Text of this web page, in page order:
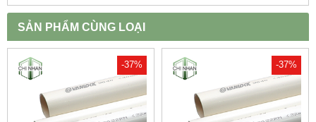
SẢN PHẨM CÙNG LOẠI
-37% -37%